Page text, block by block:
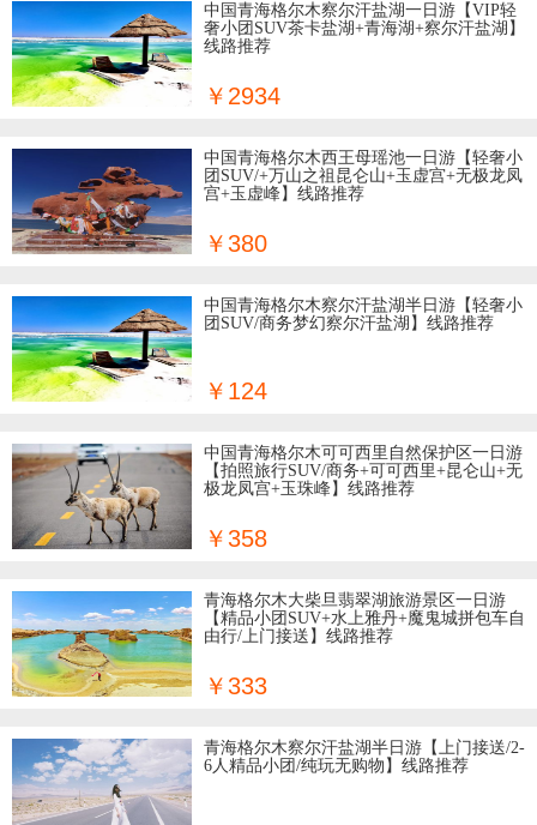
中国青海格尔木察尔汗盐湖一日游【VIP轻
奢小团SUV茶卡盐湖+青海湖+察尔汗盐湖】
线路推荐
￥2934
中国青海格尔木西王母瑶池一日游【轻奢小
团SUV/+万山之祖昆仑山+玉虚宫+无极龙凤
宫+玉虚峰】线路推荐
￥380
中国青海格尔木察尔汗盐湖半日游【轻奢小
团SUV/商务梦幻察尔汗盐湖】线路推荐
￥124
中国青海格尔木可可西里自然保护区一日游
【拍照旅行SUV/商务+可可西里+昆仑山+无
极龙凤宫+玉珠峰】线路推荐
￥358
青海格尔木大柴旦翡翠湖旅游景区一日游
【精品小团SUV+水上雅丹+魔鬼城拼包车自
由行/上门接送】线路推荐
￥333
青海格尔木察尔汗盐湖半日游【上门接送/2-
6人精品小团/纯玩无购物】线路推荐